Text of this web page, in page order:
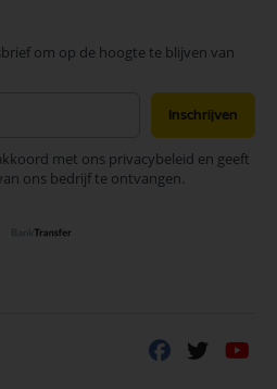
om op de hoogte te blijven van
Inschrijven
met ons privacybeleid en geeft
ons bedrijf te ontvangen.